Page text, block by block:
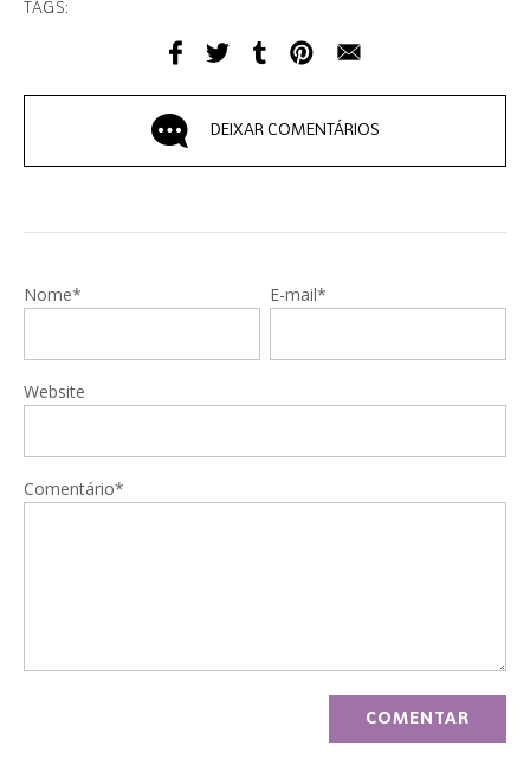
TAGS:
DEIXAR COMENTÁRIOS
Nome* E-mail*
Website
Comentário*